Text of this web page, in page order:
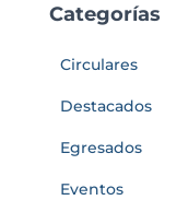
Categorías
Circulares
Destacados
Egresados
Eventos